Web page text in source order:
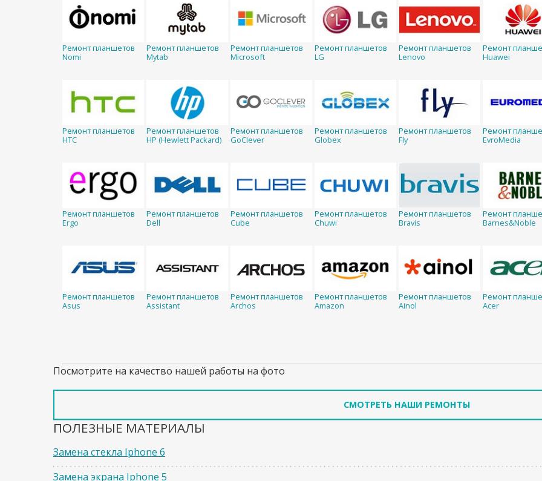
Ремонт планшетов
Nomi
Ремонт планшетов
Mytab
Ремонт планшетов
Microsoft
Ремонт планшетов
LG
Ремонт планшетов
Lenovo
Ремонт
Huawei
Ремонт планшетов
HTC
Ремонт планшетов
HP (Hewlett Packard)
Ремонт планшетов
GoClever
Ремонт планшетов
Globex
Ремонт планшетов
Fly
Ремонт
EvroMedia
Ремонт планшетов
Ergo
Ремонт планшетов
Dell
Ремонт планшетов
Cube
Ремонт планшетов
Chuwi
Ремонт планшетов
Bravis
Ремонт
Barnes&Noble
Ремонт планшетов
Asus
Ремонт планшетов
Assistant
Ремонт планшетов
Archos
Ремонт планшетов
Amazon
Ремонт планшетов
Ainol
Ремонт
Acer
Посмотрите на качество нашей работы на фото
СМОТРЕТЬ НАШИ РЕМОНТЫ
ПОЛЕЗНЫЕ МАТЕРИАЛЫ
Замена стекла Iphone 6
Замена экрана Iphone 5